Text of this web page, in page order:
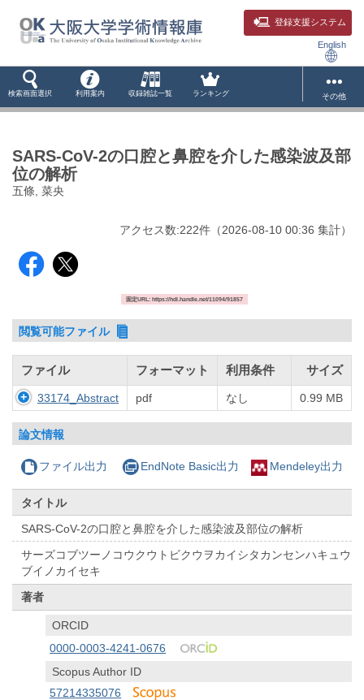
登録支援システム
English
検索画面選択 利用案内 収録雑誌一覧 ランキング その他
SARS-CoV-2の口腔と鼻腔を介した感染波及部
位の解析
五條, 菜央
アクセス数:222件 （2026-08-10 00:36 集計）
固定URL: https://hdl.handle.net/11094/91857
閲覧可能ファイル
ファイル フォーマット 利用条件 サイズ
33174_Abstract pdf なし 0.99 MB
論文情報
ファイル出力 EndNote Basic出力 Mendeley出力
タイトル
SARS-CoV-2の口腔と鼻腔を介した感染波及部位の解析
サーズコブツーノコウクウトビクウヲカイシタカンセンハキュウ
ブイノカイセキ
著者
ORCID
0000-0003-4241-0676
Scopus Author ID
57214335076